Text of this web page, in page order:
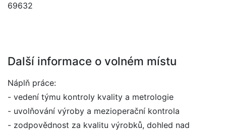
69632
Další informace o volném místu
Náplň práce:
- vedení týmu kontroly kvality a metrologie
- uvolňování výroby a mezioperační kontrola
- zodpovědnost za kvalitu výrobků, dohled nad